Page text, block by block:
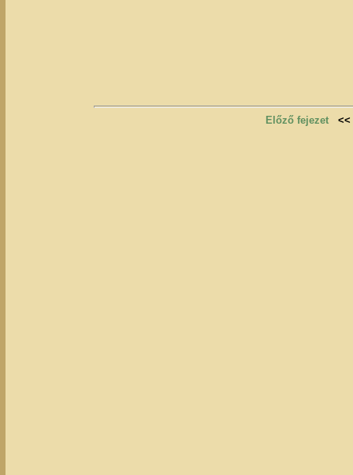
Előző fejezet <<